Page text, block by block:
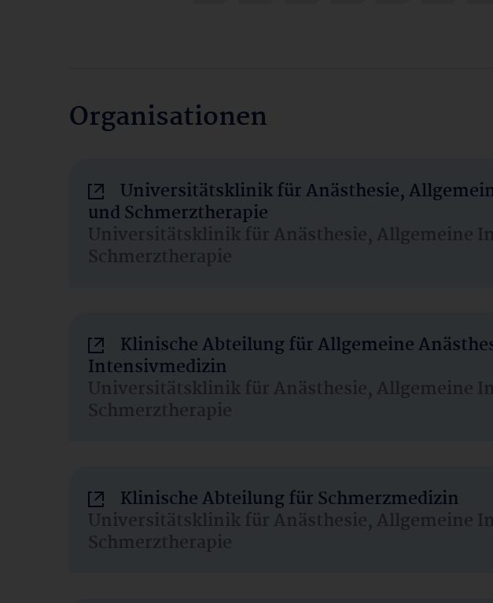
Organisationen
Universitätsklinik für Anästhesie,
und Schmerztherapie
Universitätsklinik für Anästhesie, Allgemeine
Schmerztherapie
Klinische Abteilung für Allgemeine
Intensivmedizin
Universitätsklinik für Anästhesie, Allgemeine
Schmerztherapie
Klinische Abteilung für Schmerzmedizin
Universitätsklinik für Anästhesie, Allgemeine
Schmerztherapie